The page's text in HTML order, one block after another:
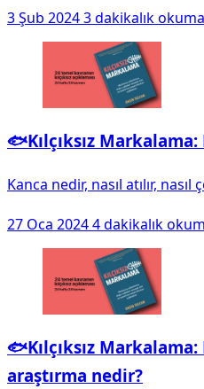
3 Şub 20243 dakikalık okuma
🐟Kılçıksız
Kanca nedir, nasıl atılır, nasıl
27 Oca 20244 dakikalık
🐟Kılçıksız
araştırma nedir?